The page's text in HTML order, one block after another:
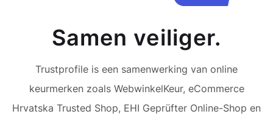
Samen veiliger.
Trustprofile is een samenwerking van online
keurmerken zoals WebwinkelKeur, eCommerce
Hrvatska Trusted Shop, EHI Geprüfter Online-Shop en